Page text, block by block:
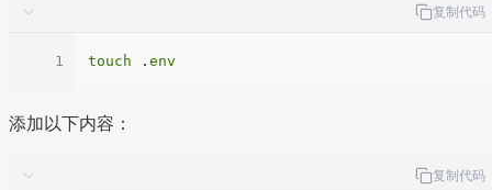
复制代码
1 touch . env
添加以下内容：
复制代码